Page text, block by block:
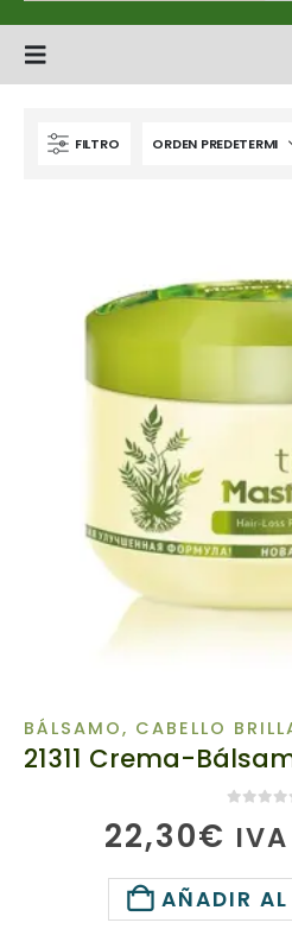
FILTRO
BÁLSAMO, CABELLO
22,30€
AÑADIR